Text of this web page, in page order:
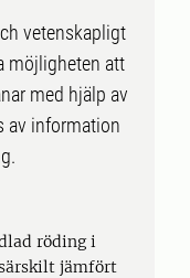
vetenskapligt
möjligheten att
med hjälp av
av information
röding i
jämfört